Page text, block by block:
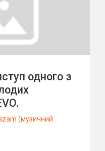
одного з
(музичний